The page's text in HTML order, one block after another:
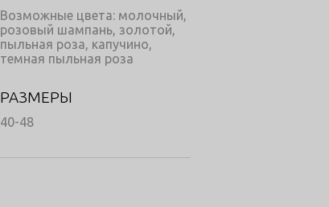
Возможные цвета: молочный,
розовый шампань, золотой,
пыльная роза, капучино,
темная пыльная роза
РАЗМЕРЫ
40-48